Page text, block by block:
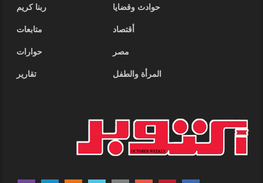
حوادث وقضايا
ربنا كريم
أقتصاد
متابعات
مصر
حوارات
المرأة والطفل
تقارير